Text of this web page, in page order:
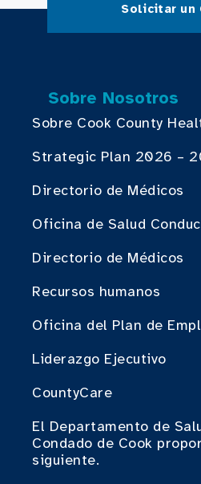
Solicitar un
Sobre Nosotros
Sobre Cook County
Strategic Plan 2026 –
Directorio de Médicos
Oficina de Salud
Directorio de Médicos
Recursos humanos
Oficina del Plan de
Liderazgo Ejecutivo
CountyCare
El Departamento de
Condado de Cook
siguiente.